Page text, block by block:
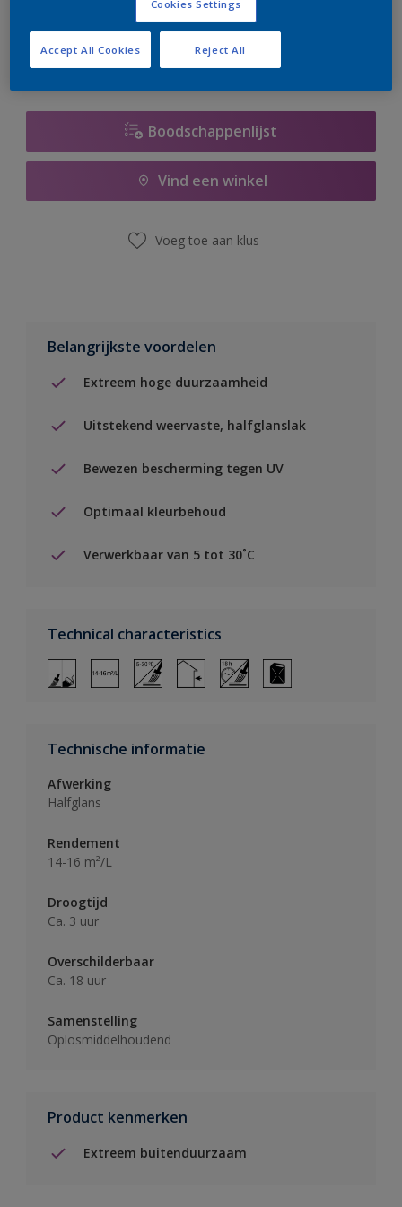
er hard aan om de voorraad aan te vullen.
Boodschappenlijst
Vind een winkel
Voeg toe aan klus
Belangrijkste voordelen
Extreem hoge duurzaamheid
Uitstekend weervaste, halfglanslak
Bewezen bescherming tegen UV
Optimaal kleurbehoud
Verwerkbaar van 5 tot 30˚C
Technical characteristics
Technische informatie
Afwerking
Halfglans
Rendement
14-16 m²/L
Droogtijd
Ca. 3 uur
Overschilderbaar
Ca. 18 uur
Samenstelling
Oplosmiddelhoudend
Product kenmerken
Extreem buitenduurzaam
Cookies Settings
Reject All
Accept All Cookies